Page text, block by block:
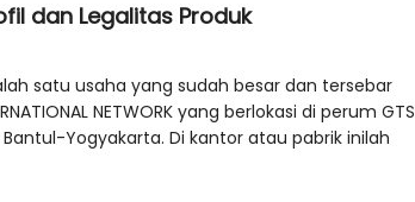
dan Legalitas Produk
satu usaha yang sudah besar dan tersebar
NETWORK yang berlokasi di perum GTS
Bantul-Yogyakarta. Di kantor atau pabrik inilah